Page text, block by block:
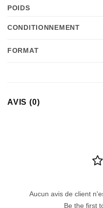
POIDS
CONDITIONNEMENT
FORMAT
AVIS (0)
Aucun avis de client
Be the first